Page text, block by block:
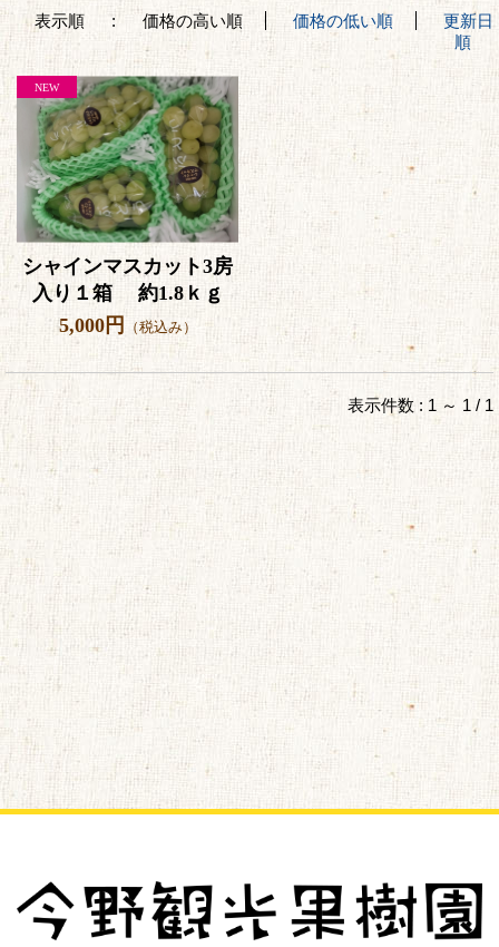
表示順 : 価格の高い順 価格の低い順
更新日
順
シャインマスカット3房
入り１箱 約1.8ｋｇ
5,000円
（税込み）
表示件数 : 1 ～ 1 / 1